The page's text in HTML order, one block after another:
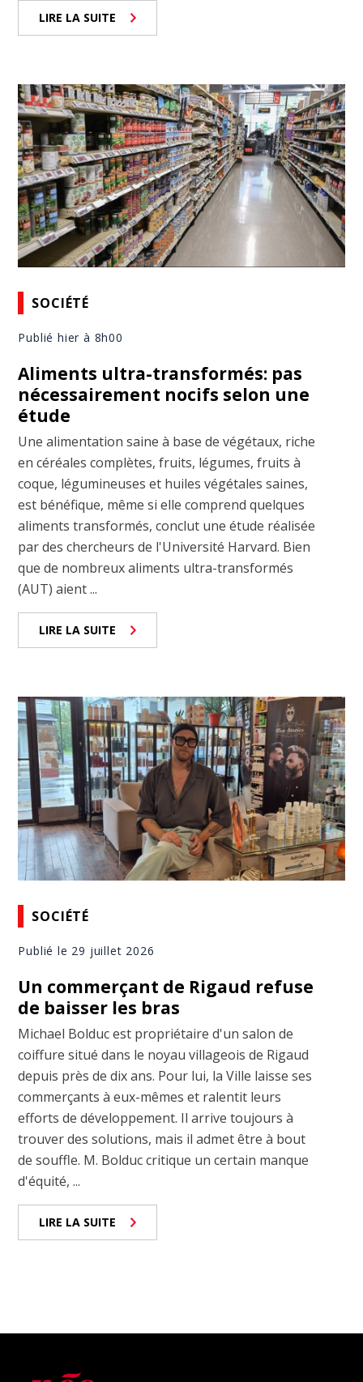
LIRE LA SUITE
SOCIÉTÉ
Publié hier à 8h00
Aliments ultra-transformés: pas
nécessairement nocifs selon une
étude
Une alimentation saine à base de végétaux, riche
en céréales complètes, fruits, légumes, fruits à
coque, légumineuses et huiles végétales saines,
est bénéfique, même si elle comprend quelques
aliments transformés, conclut une étude réalisée
par des chercheurs de l'Université Harvard. Bien
que de nombreux aliments ultra-transformés
(AUT) aient ...
LIRE LA SUITE
SOCIÉTÉ
Publié le 29 juillet 2026
Un commerçant de Rigaud refuse
de baisser les bras
Michael Bolduc est propriétaire d'un salon de
coiffure situé dans le noyau villageois de Rigaud
depuis près de dix ans. Pour lui, la Ville laisse ses
commerçants à eux-mêmes et ralentit leurs
efforts de développement. Il arrive toujours à
trouver des solutions, mais il admet être à bout
de souffle. M. Bolduc critique un certain manque
d'équité, ...
LIRE LA SUITE